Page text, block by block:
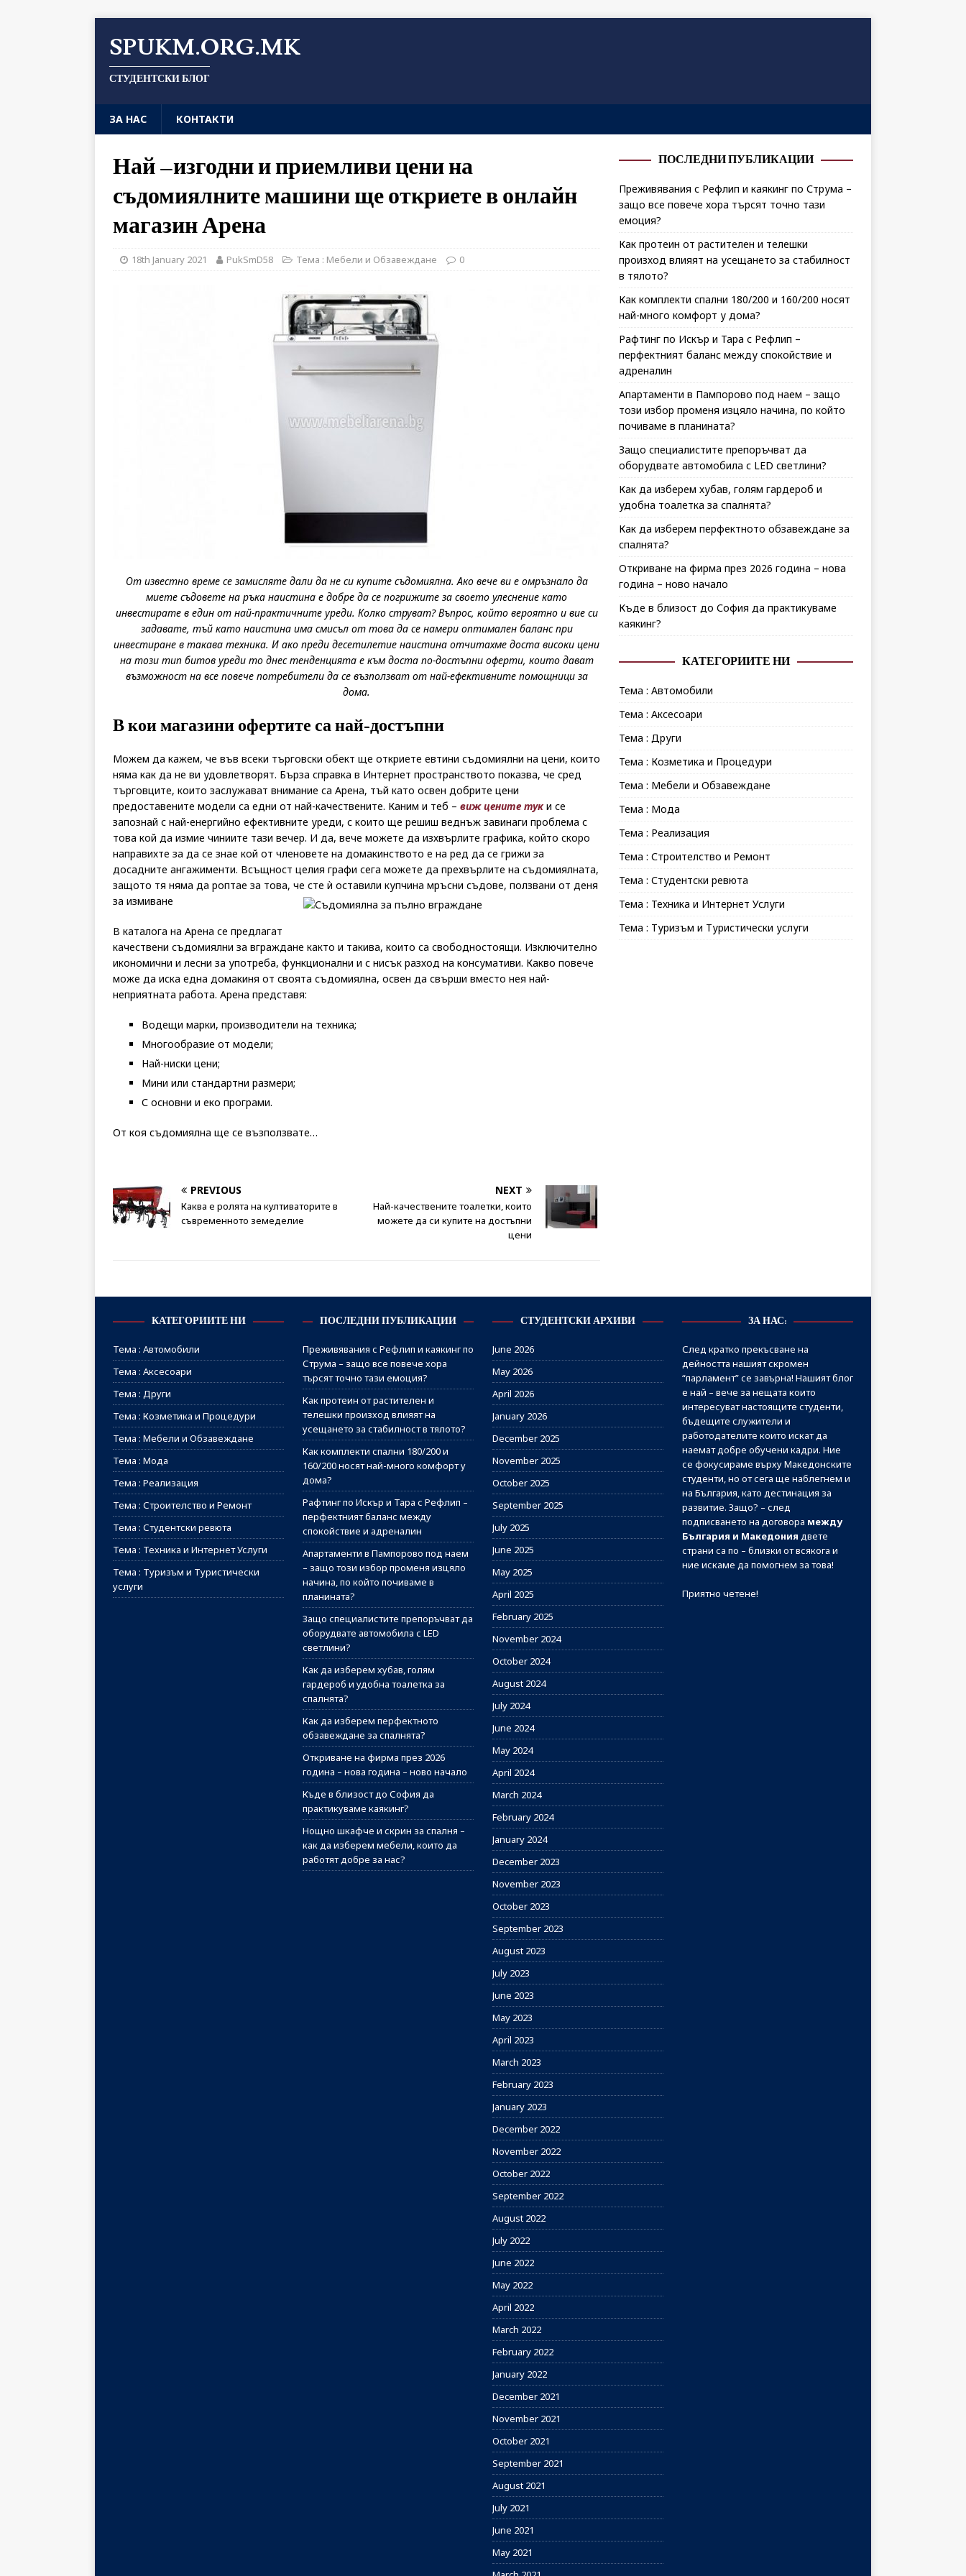
SPUKM.ORG.MK
СТУДЕНТСКИ БЛОГ
ЗА НАС КОНТАКТИ
Най –изгодни и приемливи цени на
съдомиялните машини ще откриете в онлайн
магазин Арена
18th January 2021 PukSmD58 Тема : Мебели и Обзавеждане 0
От известно време се замисляте дали да не си купите съдомиялна. Ако вече ви е омръзнало да
миете съдовете на ръка наистина е добре да се погрижите за своето улеснение като
инвестирате в един от най-практичните уреди. Колко струват? Въпрос, който вероятно и вие си
задавате, тъй като наистина има смисъл от това да се намери оптимален баланс при
инвестиране в такава техника. И ако преди десетилетие наистина отчитахме доста високи цени
на този тип битов уреди то днес тенденцията е към доста по-достъпни оферти, които дават
възможност на все повече потребители да се възползват от най-ефективните помощници за
дома.
В кои магазини офертите са най-достъпни
Можем да кажем, че във всеки търговски обект ще откриете евтини съдомиялни на цени, които
няма как да не ви удовлетворят. Бърза справка в Интернет пространството показва, че сред
търговците, които заслужават внимание са Арена, тъй като освен добрите цени
предоставените модели са едни от най-качествените. Каним и теб – виж цените туки се
запознай с най-енергийно ефективните уреди, с които ще решиш веднъж завинаги проблема с
това кой да измие чиниите тази вечер. И да, вече можете да изхвърлите графика, който скоро
направихте за да се знае кой от членовете на домакинството е на ред да се грижи за
досадните ангажименти. Всъщност целия графи сега можете да прехвърлите на съдомиялната,
защото тя няма да роптае за това, че сте ѝ оставили купчина мръсни съдове, ползвани от деня
за измиване
В каталога на Арена се предлагат
качествени съдомиялни за вграждане както и такива, които са свободностоящи. Изключително
икономични и лесни за употреба, функционални и с нисък разход на консумативи. Какво повече
може да иска една домакиня от своята съдомиялна, освен да свърши вместо нея най-
неприятната работа. Арена представя:
Водещи марки, производители на техника;
Многообразие от модели;
Най-ниски цени;
Мини или стандартни размери;
С основни и еко програми.
От коя съдомиялна ще се възползвате…
PREVIOUS
Каква е ролята на култиваторите в
съвременното земеделие
NEXT
Най-качествените тоалетки, които
можете да си купите на достъпни
цени
ПОСЛЕДНИ ПУБЛИКАЦИИ
Преживявания с Рефлип и каякинг по Струма –
защо все повече хора търсят точно тази
емоция?
Как протеин от растителен и телешки
произход влияят на усещането за стабилност
в тялото?
Как комплекти спални 180/200 и 160/200 носят
най-много комфорт у дома?
Рафтинг по Искър и Тара с Рефлип –
перфектният баланс между спокойствие и
адреналин
Апартаменти в Пампорово под наем – защо
този избор променя изцяло начина, по който
почиваме в планината?
Защо специалистите препоръчват да
оборудвате автомобила с LED светлини?
Как да изберем хубав, голям гардероб и
удобна тоалетка за спалнята?
Как да изберем перфектното обзавеждане за
спалнята?
Откриване на фирма през 2026 година – нова
година – ново начало
Къде в близост до София да практикуваме
каякинг?
КАТЕГОРИИТЕ НИ
Тема : Автомобили
Тема : Аксесоари
Тема : Други
Тема : Козметика и Процедури
Тема : Мебели и Обзавеждане
Тема : Мода
Тема : Реализация
Тема : Строителство и Ремонт
Тема : Студентски ревюта
Тема : Техника и Интернет Услуги
Тема : Туризъм и Туристически услуги
КАТЕГОРИИТЕ НИ
Тема : Автомобили
Тема : Аксесоари
Тема : Други
Тема : Козметика и Процедури
Тема : Мебели и Обзавеждане
Тема : Мода
Тема : Реализация
Тема : Строителство и Ремонт
Тема : Студентски ревюта
Тема : Техника и Интернет Услуги
Тема : Туризъм и Туристически
услуги
ПОСЛЕДНИ ПУБЛИКАЦИИ
Преживявания с Рефлип и каякинг по
Струма – защо все повече хора
търсят точно тази емоция?
Как протеин от растителен и
телешки произход влияят на
усещането за стабилност в тялото?
Как комплекти спални 180/200 и
160/200 носят най-много комфорт у
дома?
Рафтинг по Искър и Тара с Рефлип –
перфектният баланс между
спокойствие и адреналин
Апартаменти в Пампорово под наем
– защо този избор променя изцяло
начина, по който почиваме в
планината?
Защо специалистите препоръчват да
оборудвате автомобила с LED
светлини?
Как да изберем хубав, голям
гардероб и удобна тоалетка за
спалнята?
Как да изберем перфектното
обзавеждане за спалнята?
Откриване на фирма през 2026
година – нова година – ново начало
Къде в близост до София да
практикуваме каякинг?
Нощно шкафче и скрин за спалня –
как да изберем мебели, които да
работят добре за нас?
СТУДЕНТСКИ АРХИВИ
June 2026
May 2026
April 2026
January 2026
December 2025
November 2025
October 2025
September 2025
July 2025
June 2025
May 2025
April 2025
February 2025
November 2024
October 2024
August 2024
July 2024
June 2024
May 2024
April 2024
March 2024
February 2024
January 2024
December 2023
November 2023
October 2023
September 2023
August 2023
July 2023
June 2023
May 2023
April 2023
March 2023
February 2023
January 2023
December 2022
November 2022
October 2022
September 2022
August 2022
July 2022
June 2022
May 2022
April 2022
March 2022
February 2022
January 2022
December 2021
November 2021
October 2021
September 2021
August 2021
July 2021
June 2021
May 2021
ЗА НАС:
След кратко прекъсване на
дейността нашият скромен
“парламент” се завърна! Нашият блог
е най – вече за нещата които
интересуват настоящите студенти,
бъдещите служители и
работодателите които искат да
наемат добре обучени кадри. Ние
се фокусираме върху Македонските
студенти, но от сега ще наблегнем и
на България, като дестинация за
развитие. Защо? – след
подписването на договора между
България и Македония двете
страни са по – близки от всякога и
ние искаме да помогнем за това!
Приятно четене!